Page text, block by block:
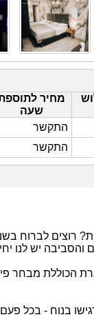
מחיר
שעה
התקשר
התקשר
רוצים לברוח
יש לנו
הכוללת מבחר
בנוח - בכל